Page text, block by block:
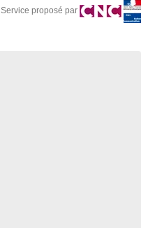
Service proposé par